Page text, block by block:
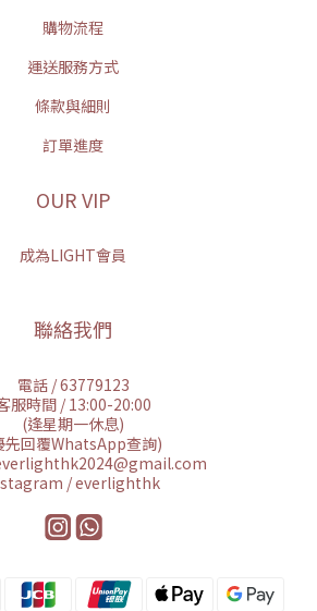
購物流程
運送服務方式
條款與細則
訂單進度
OUR VIP
成為LIGHT會員
聯絡我們
電話 / 63779123
服時間 / 13:00-20:00
(逢星期一休息)
先回覆WhatsApp查詢)
/ everlighthk